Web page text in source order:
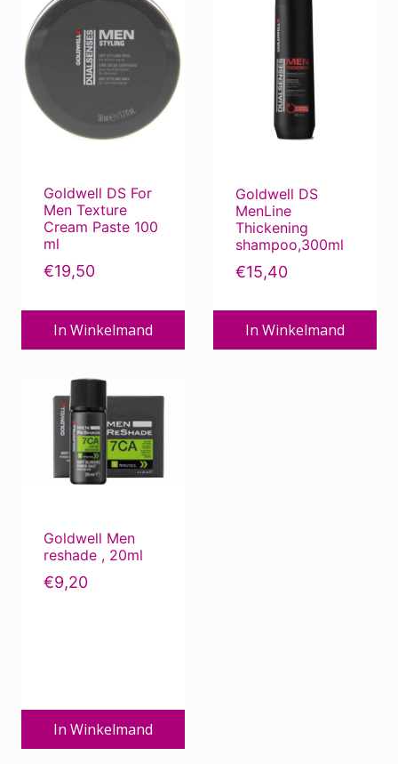
Goldwell DS For
Men Texture
Cream Paste 100
ml
€19,50
In Winkelmand
Goldwell DS
MenLine
Thickening
shampoo,300ml
€15,40
In Winkelmand
Goldwell Men
reshade , 20ml
€9,20
In Winkelmand
product
meerdere
variaties.
gekozen
worden